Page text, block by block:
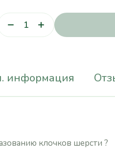
информация
клочков шерсти ?